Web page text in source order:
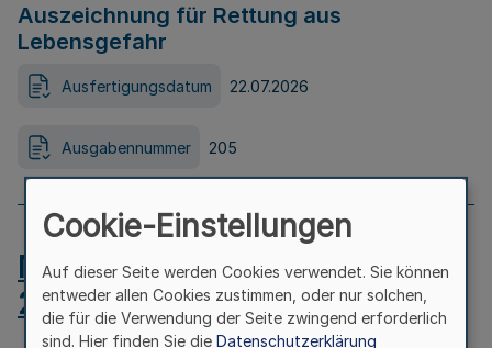
Auszeichnung für Rettung aus
Lebensgefahr
Ausfertigungsdatum 22.07.2026
Ausgabennummer 205
MB.NRW 2026 Nr. 204 vom
24.07.2026
Cookie-Einstellungen
Auf dieser Seite werden Cookies verwendet. Sie können
entweder allen Cookies zustimmen, oder nur solchen,
die für die Verwendung der Seite zwingend erforderlich
sind. Hier finden Sie die Datenschutzerklärung